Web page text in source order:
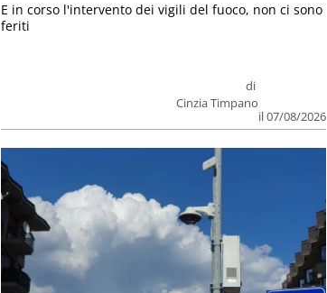
di
Cinzia Timpano
il 07/08/2026
E in corso l'intervento dei vigili del fuoco, non ci sono
feriti